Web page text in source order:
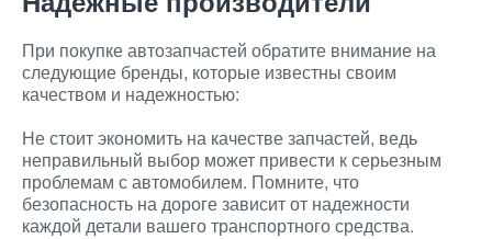
При покупке автозапчастей обратите внимание на
следующие бренды, которые известны своим
качеством и надежностью:
Не стоит экономить на качестве запчастей, ведь
неправильный выбор может привести к серьезным
проблемам с автомобилем. Помните, что
безопасность на дороге зависит от надежности
каждой детали вашего транспортного средства.